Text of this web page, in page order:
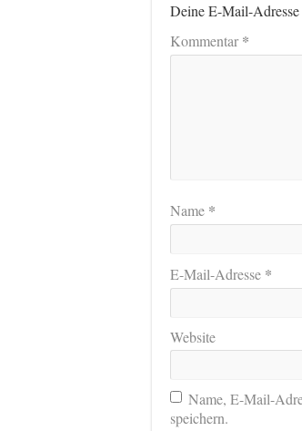
Deine E-Mail-
Kommentar*
Name *
E-Mail-Adresse *
Website
Name, E-Mail-
speichern.